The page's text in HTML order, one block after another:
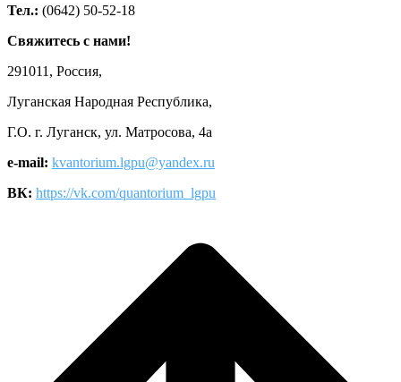
Тел.: (0642) 50-52-18
Свяжитесь с нами!
291011, Россия,
Луганская Народная Республика,
Г.О. г. Луганск, ул. Матросова, 4а
e-mail: kvantorium.lgpu@yandex.ru
ВК: https://vk.com/quantorium_lgpu